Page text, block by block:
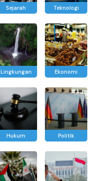
Sejarah Teknologi
Lingkungan Ekonomi
Hukum Politik